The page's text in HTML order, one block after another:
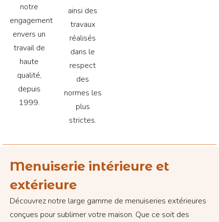
notre
engagement
envers un
travail de
haute
qualité,
depuis
1999.
ainsi des
travaux
réalisés
dans le
respect
des
normes les
plus
strictes.
Menuiserie intérieure et
extérieure
Découvrez notre large gamme de menuiseries extérieures
conçues pour sublimer votre maison. Que ce soit des